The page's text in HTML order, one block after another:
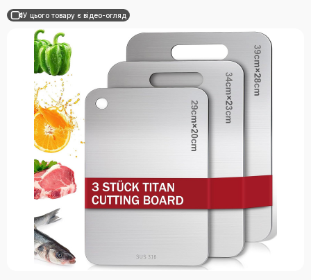
У цього товару є відео-огляд